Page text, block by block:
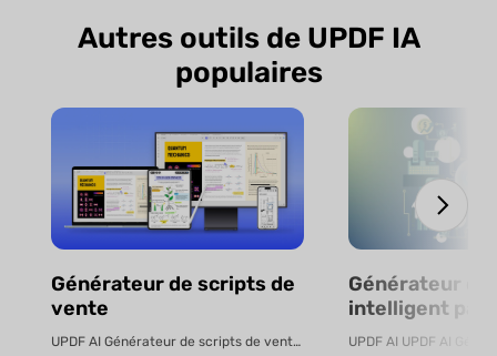
Autres outils de UPDF IA
populaires
Générateur de scripts de
vente
UPDF AI Générateur de scripts de vente UPDF AI transforme des PDF de pro...
Générateur
intelligent par
en ligne